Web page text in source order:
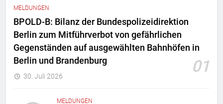
MELDUNGEN
BPOLD-B: Bilanz der Bundespolizeidirektion
Berlin zum Mitführverbot von gefährlichen
Gegenständen auf ausgewählten Bahnhöfen in
Berlin und Brandenburg
01
30. Juli 2026
MELDUNGEN